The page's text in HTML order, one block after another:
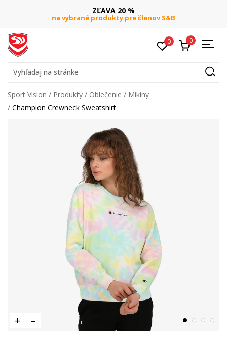
ZĽAVA 20 %
na vybrané produkty pre členov S&B
0 0
Vyhľadaj na stránke
Sport Vision Produkty Oblečenie
Mikiny
Champion Crewneck Sweatshirt